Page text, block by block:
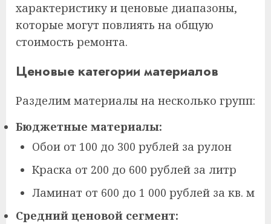
характеристику и ценовые диапазоны,
которые могут повлиять на общую
стоимость ремонта.
Ценовые категории материалов
Разделим материалы на несколько групп:
Бюджетные материалы:
Обои от 100 до 300 рублей за рулон
Краска от 200 до 600 рублей за литр
Ламинат от 600 до 1 000 рублей за кв. м
Средний ценовой сегмент: